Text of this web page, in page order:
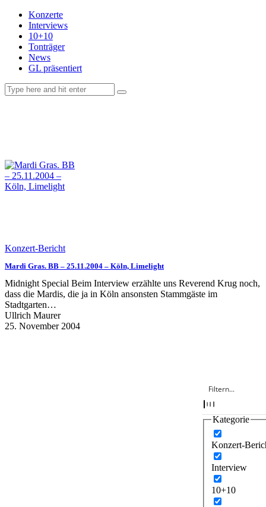
Konzerte
Interviews
10+10
Tonträger
News
GL präsentiert
Konzert-Bericht
Mardi Gras. BB – 25.11.2004 – Köln, Limelight
Midnight Special Beim Interview erzählte uns Reverend Krug noch,
dass die Mardis, die ja in Köln ansonsten Stammgäste im
Stadtgarten…
Ullrich Maurer
25. November 2004
Kategorie
Konzert-
Interview
10+10